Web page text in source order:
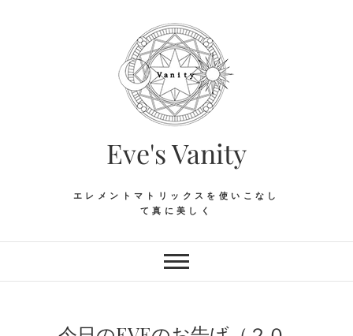
Eve's Vanity
エレメントマトリックスを使いこなし
て真に美しく